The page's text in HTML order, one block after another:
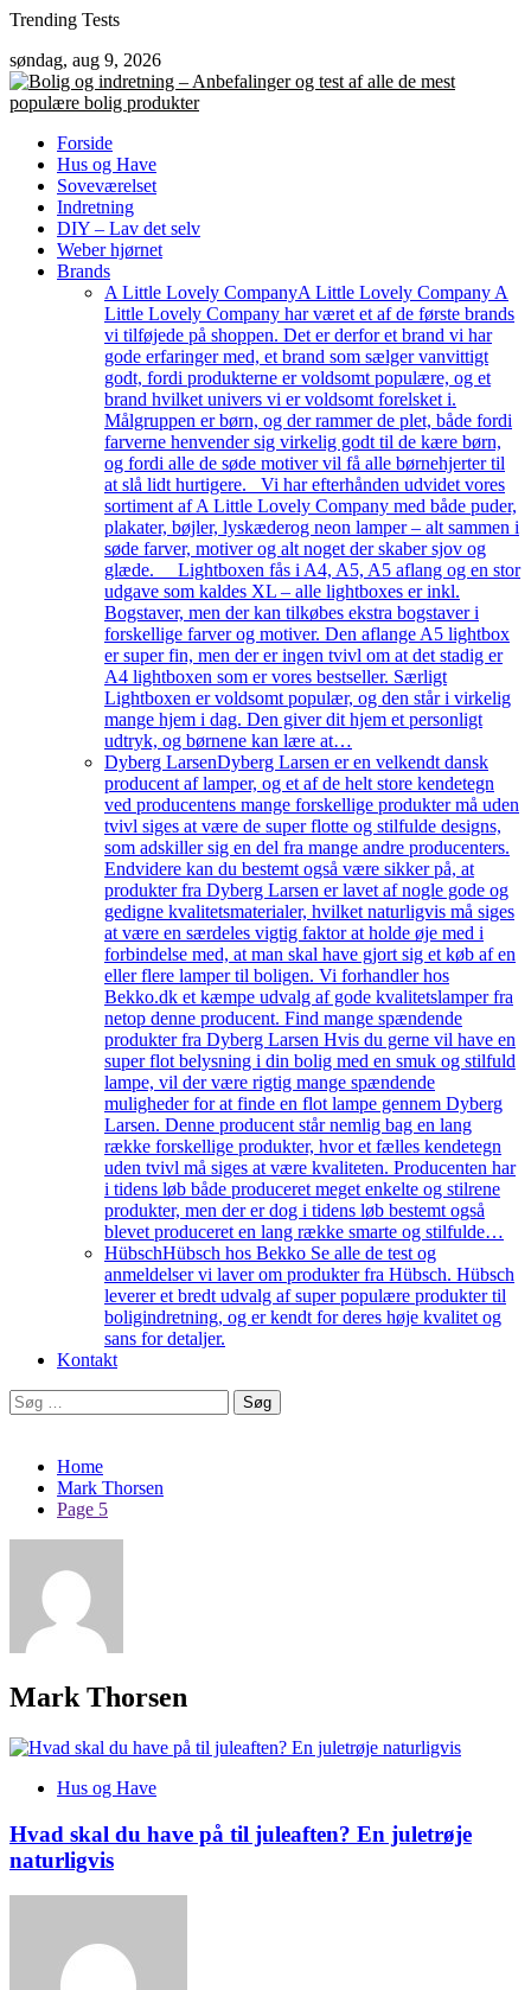
Skip
content
Trending Tests
søndag, aug 9, 2026
Forside
Hus og Have
Soveværelset
Indretning
DIY – Lav det selv
Weber hjørnet
Brands
A Little Lovely CompanyA Little Lovely Company A
Little Lovely Company har været et af de første brands
vi tilføjede på shoppen. Det er derfor et brand vi har
gode erfaringer med, et brand som sælger vanvittigt
godt, fordi produkterne er voldsomt populære, og et
brand hvilket univers vi er voldsomt forelsket i.
Målgruppen er børn, og der rammer de plet, både fordi
farverne henvender sig virkelig godt til de kære børn,
og fordi alle de søde motiver vil få alle børnehjerter til
at slå lidt hurtigere. Vi har efterhånden udvidet vores
sortiment af A Little Lovely Company med både puder,
plakater, bøjler, lyskæderog neon lamper – alt sammen i
søde farver, motiver og alt noget der skaber sjov og
glæde. Lightboxen fås i A4, A5, A5 aflang og en stor
udgave som kaldes XL – alle lightboxes er inkl.
Bogstaver, men der kan tilkøbes ekstra bogstaver i
forskellige farver og motiver. Den aflange A5 lightbox
er super fin, men der er ingen tvivl om at det stadig er
A4 lightboxen som er vores bestseller. Særligt
Lightboxen er voldsomt populær, og den står i virkelig
mange hjem i dag. Den giver dit hjem et personligt
udtryk, og børnene kan lære at…
Dyberg LarsenDyberg Larsen er en velkendt dansk
producent af lamper, og et af de helt store kendetegn
ved producentens mange forskellige produkter må uden
tvivl siges at være de super flotte og stilfulde designs,
som adskiller sig en del fra mange andre producenters.
Endvidere kan du bestemt også være sikker på, at
produkter fra Dyberg Larsen er lavet af nogle gode og
gedigne kvalitetsmaterialer, hvilket naturligvis må siges
at være en særdeles vigtig faktor at holde øje med i
forbindelse med, at man skal have gjort sig et køb af en
eller flere lamper til boligen. Vi forhandler hos
Bekko.dk et kæmpe udvalg af gode kvalitetslamper fra
netop denne producent. Find mange spændende
produkter fra Dyberg Larsen Hvis du gerne vil have en
super flot belysning i din bolig med en smuk og stilfuld
lampe, vil der være rigtig mange spændende
muligheder for at finde en flot lampe gennem Dyberg
Larsen. Denne producent står nemlig bag en lang
række forskellige produkter, hvor et fælles kendetegn
uden tvivl må siges at være kvaliteten. Producenten har
i tidens løb både produceret meget enkelte og stilrene
produkter, men der er dog i tidens løb bestemt også
blevet produceret en lang række smarte og stilfulde…
HübschHübsch hos Bekko Se alle de test og
anmeldelser vi laver om produkter fra Hübsch. Hübsch
leverer et bredt udvalg af super populære produkter til
boligindretning, og er kendt for deres høje kvalitet og
sans for detaljer.
Kontakt
Søg
efter:
Home
Mark Thorsen
Page 5
Mark Thorsen
Hus og Have
Hvad skal du have på til juleaften? En juletrøje
naturligvis